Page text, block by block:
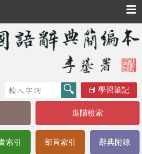
☰
學習筆記
進階檢索
索引 部首索引 辭典附錄